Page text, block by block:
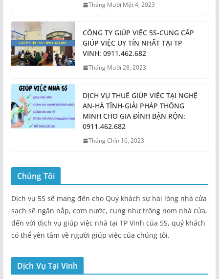
Tháng Mười Một 4, 2023
CÔNG TY GIÚP VIỆC 5S-CUNG CẤP
GIÚP VIỆC UY TÍN NHẤT TẠI TP
VINH: 0911.462.682
Tháng Mười 28, 2023
DỊCH VỤ THUÊ GIÚP VIỆC TẠI NGHỆ
AN-HÀ TĨNH-GIẢI PHÁP THÔNG
MINH CHO GIA ĐÌNH BẬN RỘN:
0911.462.682
Tháng Chín 16, 2023
Chúng Tôi
Dịch vụ 5S sẽ mang đến cho Quý khách sự hài lòng nhà cửa
sạch sẽ ngăn nắp, cơm nước, cung như trông nom nhà cửa,
đến với dịch vụ giúp việc nhà tại TP Vinh của 5S, quý khách
có thể yên tâm về người giúp việc của chúng tôi.
Dịch Vụ Tại Vinh